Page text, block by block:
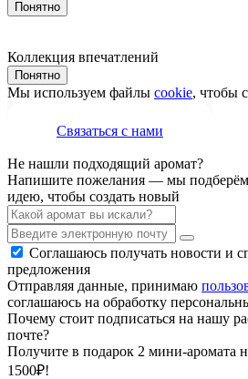
Понятно
Коллекция впечатлений
Понятно
Мы используем файлы cookie, чтобы
Связаться с нами
Не нашли подходящий аромат?
Напишите пожелания — мы
идею, чтобы создать новый
Соглашаюсь получать новости и
предложения
Отправляя данные, принимаю
соглашаюсь на обработку
Почему стоит подписаться на нашу
почте?
Получите в подарок 2 мини-аромата
1500₽!